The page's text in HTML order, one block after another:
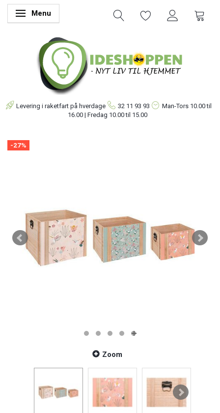
Skifte navigation
Menu
Levering i raketfart på hverdage 32 11 93 93 Man-Tors 10.00 til
16.00 | Fredag 10.00 til 15.00
-27%
Zoom